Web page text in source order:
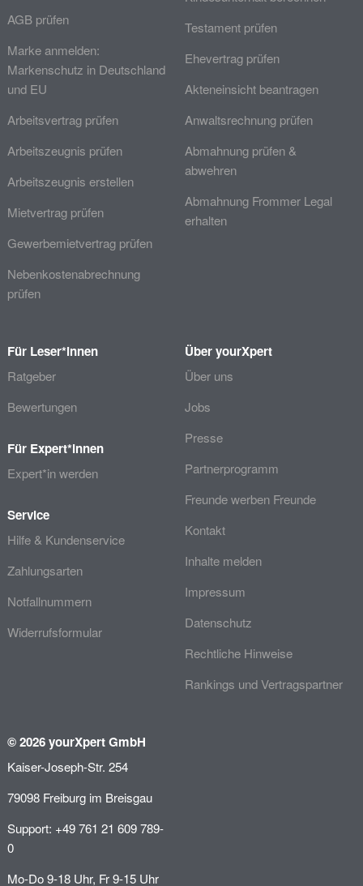
AGB prüfen
Marke anmelden:
Markenschutz in Deutschland
und EU
Arbeitsvertrag prüfen
Arbeitszeugnis prüfen
Arbeitszeugnis erstellen
Mietvertrag prüfen
Gewerbemietvertrag prüfen
Nebenkostenabrechnung
prüfen
Testament prüfen
Ehevertrag prüfen
Akteneinsicht beantragen
Anwaltsrechnung prüfen
Abmahnung prüfen &
abwehren
Abmahnung Frommer Legal
erhalten
Für Leser*innen
Ratgeber
Bewertungen
Für Expert*innen
Expert*in werden
Service
Hilfe & Kundenservice
Zahlungsarten
Notfallnummern
Widerrufsformular
Über yourXpert
Über uns
Jobs
Presse
Partnerprogramm
Freunde werben Freunde
Kontakt
Inhalte melden
Impressum
Datenschutz
Rechtliche Hinweise
Rankings und Vertragspartner
© 2026 yourXpert GmbH
Kaiser-Joseph-Str. 254
79098 Freiburg im Breisgau
Support: +49 761 21 609 789-
0
Mo-Do 9-18 Uhr, Fr 9-15 Uhr